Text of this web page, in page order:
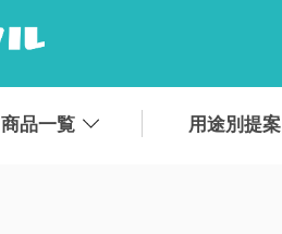
商品一覧 用途別提案